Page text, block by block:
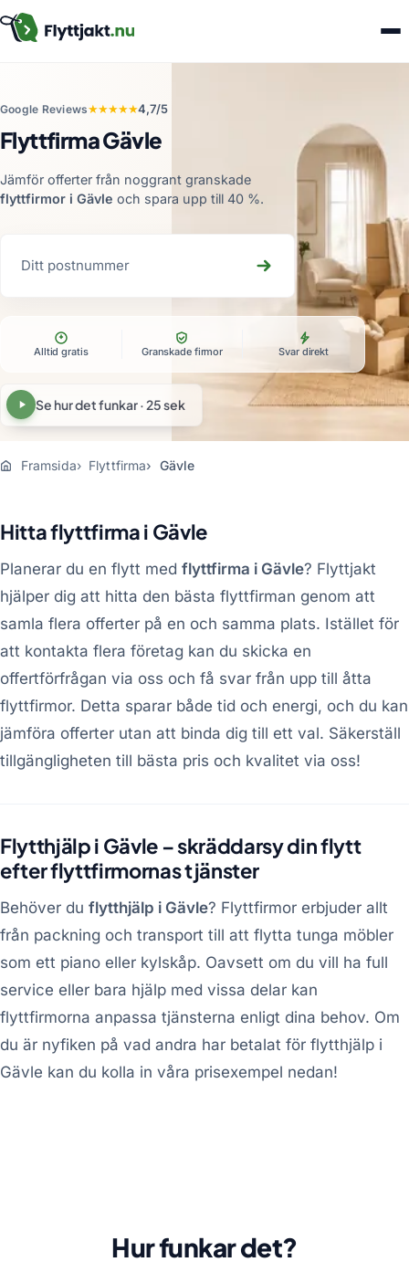
Google Reviews★★★★★4,7/5
Flyttfirma Gävle
Jämför offerter från noggrant granskade
flyttfirmor i Gävle och spara upp till 40 %.
Alltid gratis Granskade firmor Svar direkt
Se hur det funkar · 25 sek
Framsida Flyttfirma Gävle
Hitta flyttfirma i Gävle
Planerar du en flytt med flyttfirma i Gävle? Flyttjakt
hjälper dig att hitta den bästa flyttfirman genom att
samla flera offerter på en och samma plats. Istället för
att kontakta flera företag kan du skicka en
offertförfrågan via oss och få svar från upp till åtta
flyttfirmor. Detta sparar både tid och energi, och du kan
jämföra offerter utan att binda dig till ett val. Säkerställ
tillgängligheten till bästa pris och kvalitet via oss!
Flytthjälp i Gävle – skräddarsy din flytt
efter flyttfirmornas tjänster
Behöver du flytthjälp i Gävle? Flyttfirmor erbjuder allt
från packning och transport till att flytta tunga möbler
som ett piano eller kylskåp. Oavsett om du vill ha full
service eller bara hjälp med vissa delar kan
flyttfirmorna anpassa tjänsterna enligt dina behov. Om
du är nyfiken på vad andra har betalat för flytthjälp i
Gävle kan du kolla in våra prisexempel nedan!
Hur funkar det?